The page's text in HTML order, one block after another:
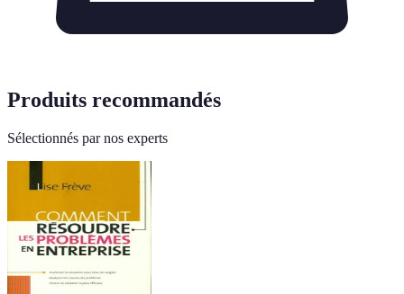
Produits recommandés
Sélectionnés par nos experts